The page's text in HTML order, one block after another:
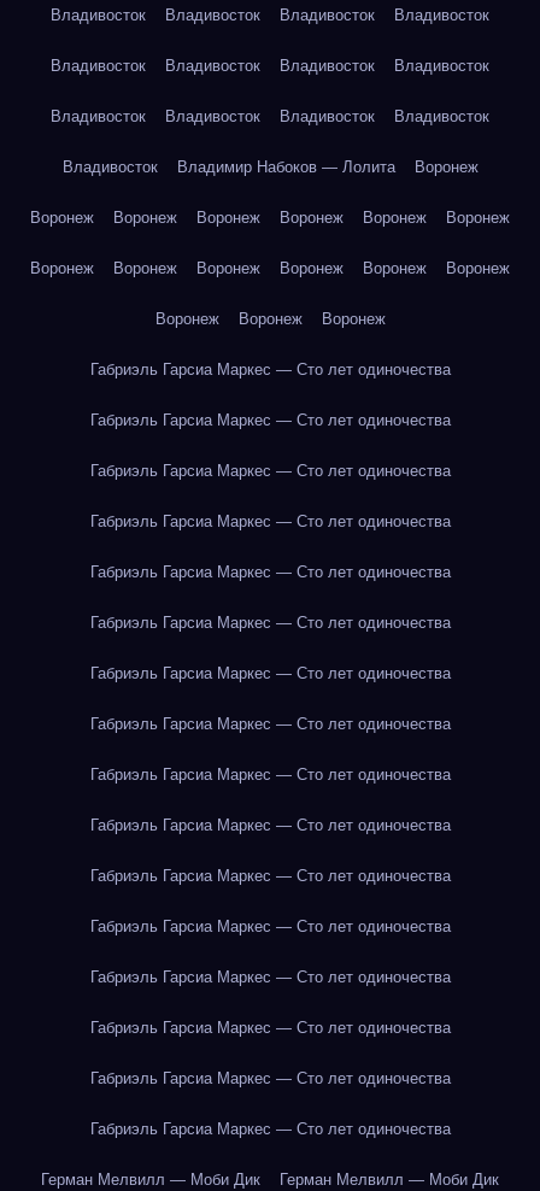
Владивосток Владивосток Владивосток Владивосток
Владивосток Владивосток Владивосток Владивосток
Владивосток Владивосток Владивосток Владивосток
Владивосток Владимир Набоков — Лолита Воронеж
Воронеж Воронеж Воронеж Воронеж Воронеж Воронеж
Воронеж Воронеж Воронеж Воронеж Воронеж Воронеж
Воронеж Воронеж Воронеж
Габриэль Гарсиа Маркес — Сто лет одиночества
Габриэль Гарсиа Маркес — Сто лет одиночества
Габриэль Гарсиа Маркес — Сто лет одиночества
Габриэль Гарсиа Маркес — Сто лет одиночества
Габриэль Гарсиа Маркес — Сто лет одиночества
Габриэль Гарсиа Маркес — Сто лет одиночества
Габриэль Гарсиа Маркес — Сто лет одиночества
Габриэль Гарсиа Маркес — Сто лет одиночества
Габриэль Гарсиа Маркес — Сто лет одиночества
Габриэль Гарсиа Маркес — Сто лет одиночества
Габриэль Гарсиа Маркес — Сто лет одиночества
Габриэль Гарсиа Маркес — Сто лет одиночества
Габриэль Гарсиа Маркес — Сто лет одиночества
Габриэль Гарсиа Маркес — Сто лет одиночества
Габриэль Гарсиа Маркес — Сто лет одиночества
Габриэль Гарсиа Маркес — Сто лет одиночества
Герман Мелвилл — Моби Дик Герман Мелвилл — Моби Дик